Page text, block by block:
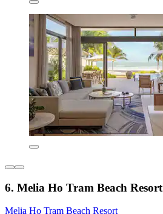
6. Melia Ho Tram Beach Resort
Melia Ho Tram Beach Resort